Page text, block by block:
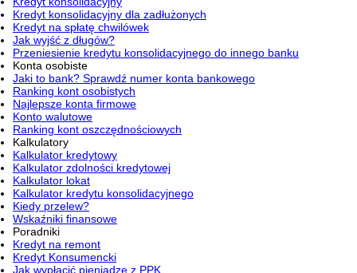
Kredyt konsolidacyjny dla zadłużonych
Kredyt na spłatę chwilówek
Jak wyjść z długów?
Przeniesienie kredytu konsolidacyjnego do innego banku
Konta osobiste
Jaki to bank? Sprawdź numer konta bankowego
Ranking kont osobistych
Najlepsze konta firmowe
Konto walutowe
Ranking kont oszczędnościowych
Kalkulatory
Kalkulator kredytowy
Kalkulator zdolności kredytowej
Kalkulator lokat
Kalkulator kredytu konsolidacyjnego
Kiedy przelew?
Wskaźniki finansowe
Poradniki
Kredyt na remont
Kredyt Konsumencki
Jak wypłacić pieniądze z PPK